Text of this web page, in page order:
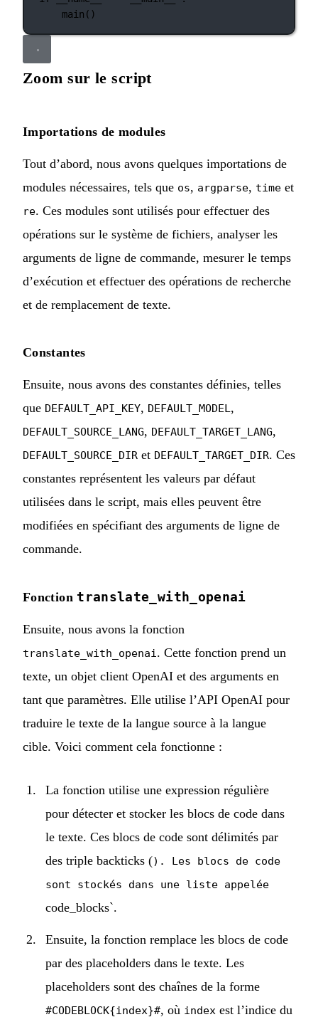
main()
Zoom sur le script
Importations de modules
Tout d’abord, nous avons quelques importations de
modules nécessaires, tels que os, argparse, time et
re. Ces modules sont utilisés pour effectuer des
opérations sur le système de fichiers, analyser les
arguments de ligne de commande, mesurer le temps
d’exécution et effectuer des opérations de recherche
et de remplacement de texte.
Constantes
Ensuite, nous avons des constantes définies, telles
que DEFAULT_API_KEY, DEFAULT_MODEL ,
DEFAULT_SOURCE_LANG, DEFAULT_TARGET_LANG,
DEFAULT_SOURCE_DIR et DEFAULT_TARGET_DIR. Ces
constantes représentent les valeurs par défaut
utilisées dans le script, mais elles peuvent être
modifiées en spécifiant des arguments de ligne de
commande.
Fonction translate_with_openai
Ensuite, nous avons la fonction
translate_with_openai . Cette fonction prend un
texte, un objet client OpenAI et des arguments en
tant que paramètres. Elle utilise l’API OpenAI pour
traduire le texte de la langue source à la langue
cible. Voici comment cela fonctionne :
La fonction utilise une expression régulière
pour détecter et stocker les blocs de code dans
le texte. Ces blocs de code sont délimités par
des triple backticks (). Les blocs de code
sont stockés dans une liste appelée
code_blocks`.
Ensuite, la fonction remplace les blocs de code
par des placeholders dans le texte. Les
placeholders sont des chaînes de la forme
#CODEBLOCK{index}#, où index est l’indice du